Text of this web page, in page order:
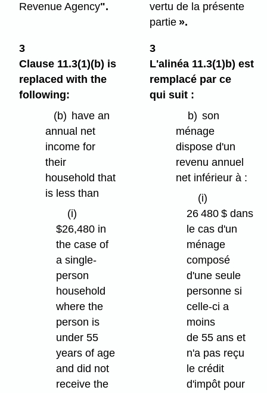
Revenue Agency".
vertu de la présente
partie ».
3
Clause 11.3(1)⁠(b) is
replaced with the
following:
(b) have an
annual net
income for
their
household that
is less than
(i)
$26,480 in
the case of
a single-
person
household
where the
person is
under 55
years of age
and did not
receive the
3
L'alinéa 11.3(1)b) est
remplacé par ce
qui suit :
b) son
ménage
dispose d'un
revenu annuel
net inférieur à :
(i)
26 480 $ dans
le cas d'un
ménage
composé
d'une seule
personne si
celle-ci a
moins
de 55 ans et
n'a pas reçu
le crédit
d'impôt pour